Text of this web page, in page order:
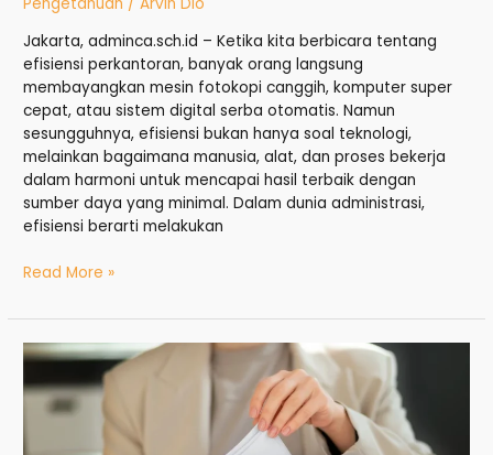
Pengetahuan /Arvin Dio
Jakarta, adminca.sch.id – Ketika kita berbicara tentang
efisiensi perkantoran, banyak orang langsung
membayangkan mesin fotokopi canggih, komputer super
cepat, atau sistem digital serba otomatis. Namun
sesungguhnya, efisiensi bukan hanya soal teknologi,
melainkan bagaimana manusia, alat, dan proses bekerja
dalam harmoni untuk mencapai hasil terbaik dengan
sumber daya yang minimal. Dalam dunia administrasi,
efisiensi berarti melakukan
Read More »
Admin
Kantor:
Tugas,